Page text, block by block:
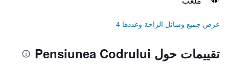
عرض جميع وسائل الراحة وعددها 4
تقييمات حول Pensiunea Codrului